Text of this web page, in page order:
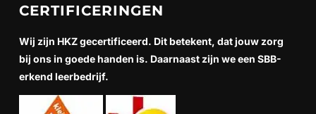
CERTIFICERINGEN
Wij zijn HKZ gecertificeerd. Dit betekent, dat jouw zorg
bij ons in goede handen is. Daarnaast zijn we een SBB-
erkend leerbedrijf.